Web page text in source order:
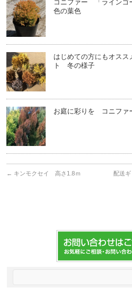
コニファー 「ライン
色の葉色
はじめての方にもオス
ト 冬の様子
お庭に彩りを コニファ
← キンモクセイ 高さ1.8ｍ
配送